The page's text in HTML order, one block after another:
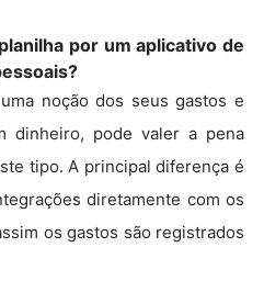
por um aplicativo de
noção dos seus gastos e
dinheiro, pode valer a pena
tipo. A principal diferença é
diretamente com os
os gastos são registrados